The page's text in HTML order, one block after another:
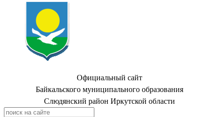
Официальный сайт
Байкальского муниципального образования
Слюдянский район Иркутской области